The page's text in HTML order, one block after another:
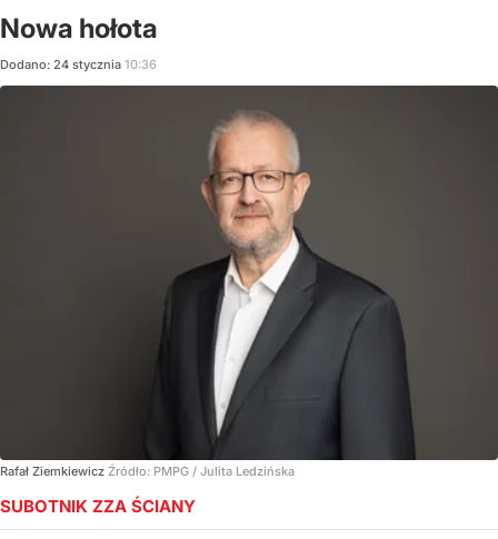
Nowa hołota
Dodano: 24 stycznia 10:36
Rafał Ziemkiewicz Źródło: PMPG / Julita Ledzińska
SUBOTNIK ZZA ŚCIANY